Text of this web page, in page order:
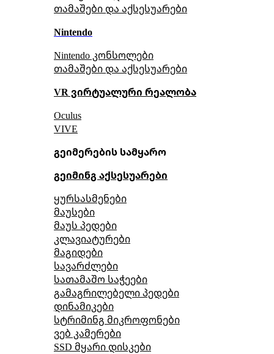
თამაშები და აქსესუარები
Nintendo
Nintendo კონსოლები
თამაშები და აქსესუარები
VR ვირტუალური რეალობა
Oculus
VIVE
გეიმერების სამყარო
გეიმინგ აქსესუარები
ყურსასმენები
მაუსები
მაუს პედები
კლავიატურები
მაგიდები
სავარძლები
სათამაშო საჭეები
გამაგრილებელი პედები
დინამიკები
სტრიმინგ მიკროფონები
ვებ კამერები
SSD მყარი დისკები